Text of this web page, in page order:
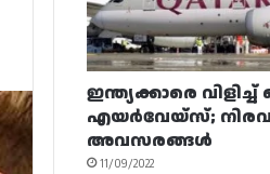
ഇന്ത്യക്കാരെ
എയർവേയ്‌സ്;
അവസരങ്ങൾ
11/09/2022